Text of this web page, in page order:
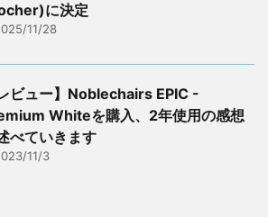
に決定
11/28
レビュー】Noblechairs EPIC -
Whiteを購入、2年使用の感想
べていきます
11/3